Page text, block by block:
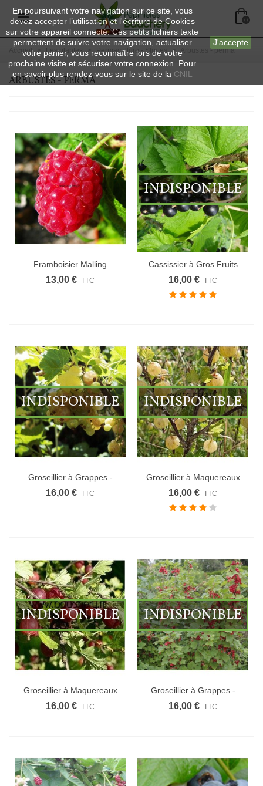
En poursuivant votre navigation sur ce site, vous
devez accepter l’utilisation et l'écriture de Cookies
sur votre appareil connecté. Ces petits fichiers texte
permettent de suivre votre navigation, actualiser
votre panier, vous reconnaître lors de votre
prochaine visite et sécuriser votre connexion. Pour
en savoir plus rendez-vous sur le site de la CNIL
J'accepte
0
Accueil > Les plantes > Permaculture - Strates > Arbustes - perma
ARBUSTES - PERMA
Framboisier Malling
Promise
13,00 € TTC
INDISPONIBLE
Cassissier à Gros Fruits
16,00 € TTC
INDISPONIBLE
Groseillier à Grappes -
Fruits...
16,00 € TTC
INDISPONIBLE
Groseillier à Maquereaux
-...
16,00 € TTC
INDISPONIBLE
Groseillier à Maquereaux
-...
16,00 € TTC
INDISPONIBLE
Groseillier à Grappes -
Fruits...
16,00 € TTC